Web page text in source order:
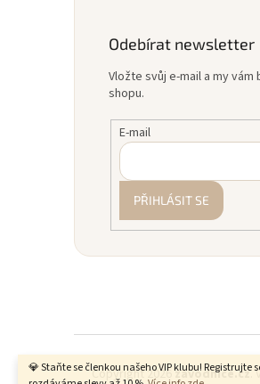
💎 Staňte se členkou našeho VIP klubu! Registrujte
Odebírat newsletter
Vložte svůj e-mail a my
shopu.
E-mail
PŘIHLÁSIT SE
Copyright 2026 zavodnice.cz.